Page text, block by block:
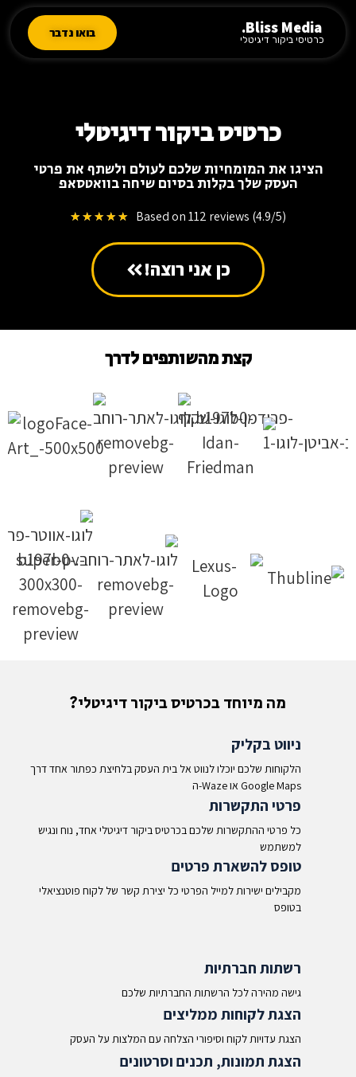
Bliss Media.
כרטיסי ביקור דיגיטלי
בואו נדבר
כרטיס ביקור דיגיטלי
הציגו את המומחיות שלכם לעולם ולשתף את פרטי
העסק שלך בקלות בסיום שיחה בוואטסאפ
Based on 112 reviews (4.9/5)
★
★
★
★
★
כן אני רוצה!
קצת מהשותפים לדרך
מה מיוחד בכרטיס ביקור דיגיטלי?
ניווט בקליק
הלקוחות שלכם יוכלו לנווט אל בית העסק בלחיצת כפתור אחד דרך
ה-Waze או Google Maps​
פרטי התקשרות
כל פרטי ההתקשרות שלכם בכרטיס ביקור דיגיטלי אחד, נוח ונגיש
למשתמש
טופס להשארת פרטים
מקבילים ישירות למייל הפרטי כל יצירת קשר של לקוח פוטנציאלי
בטופס
רשתות חברתיות
גישה מהירה לכל הרשתות החברתיות שלכם
הצגת לקוחות ממליצים
הצגת עדויות לקוח וסיפורי הצלחה עם המלצות על העסק
הצגת תמונות, תכנים וסרטונים